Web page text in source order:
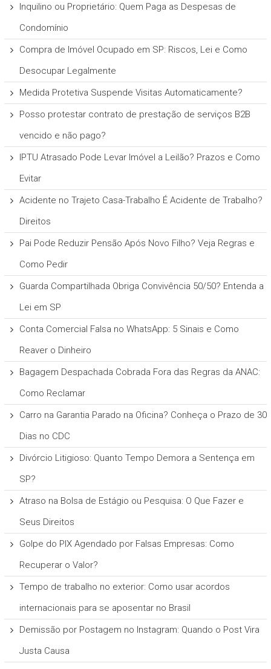
Inquilino ou Proprietário: Quem Paga as Despesas de
Condomínio
Compra de Imóvel Ocupado em SP: Riscos, Lei e Como
Desocupar Legalmente
Medida Protetiva Suspende Visitas Automaticamente?
Posso protestar contrato de prestação de serviços B2B
vencido e não pago?
IPTU Atrasado Pode Levar Imóvel a Leilão? Prazos e Como
Evitar
Acidente no Trajeto Casa-Trabalho É Acidente de Trabalho?
Direitos
Pai Pode Reduzir Pensão Após Novo Filho? Veja Regras e
Como Pedir
Guarda Compartilhada Obriga Convivência 50/50? Entenda a
Lei em SP
Conta Comercial Falsa no WhatsApp: 5 Sinais e Como
Reaver o Dinheiro
Bagagem Despachada Cobrada Fora das Regras da ANAC:
Como Reclamar
Carro na Garantia Parado na Oficina? Conheça o Prazo de 30
Dias no CDC
Divórcio Litigioso: Quanto Tempo Demora a Sentença em
SP?
Atraso na Bolsa de Estágio ou Pesquisa: O Que Fazer e
Seus Direitos
Golpe do PIX Agendado por Falsas Empresas: Como
Recuperar o Valor?
Tempo de trabalho no exterior: Como usar acordos
internacionais para se aposentar no Brasil
Demissão por Postagem no Instagram: Quando o Post Vira
Justa Causa